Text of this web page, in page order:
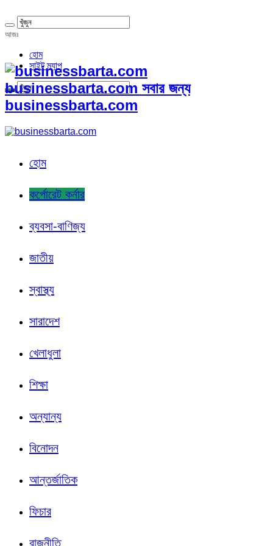
আজঃ
হোম
সাইট ম্যাপ
businessbarta.com সবার জন্য
businessbarta.com
হোম
কর্পোরেট কর্নার
ব্যবসা-বাণিজ্য
জাতীয়
স্বাস্থ্য
সারাদেশ
খেলাধুলা
শিক্ষা
অন্যান্য
বিনোদন
আন্তর্জাতিক
ফিচার
রাজনীতি